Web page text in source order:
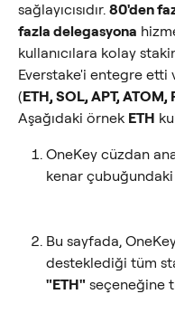
sağlayıcısıdır. 80'den
fazla delegasyona
kullanıcılara kolay
Everstake'i entegre etti
(ETH, SOL, APT, ATOM,
Aşağıdaki örnek ETH
OneKey cüzdan
kenar çubuğundaki
Bu sayfada,
desteklediği tüm
"ETH" seçeneğine